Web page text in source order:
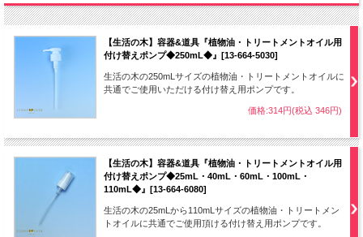
【生活の木】容器&道具『植物油・トリートメントオイル用
付け替えポンプ◆250mL◆』[13-664-5030]
生活の木の250mLサイズの植物油・トリートメントオイルに
共通でご使用いただける付け替え用ポンプです。
価格:314円(税込 346円)
【生活の木】容器&道具『植物油・トリートメントオイル用
付け替えポンプ◆25mL・40mL・60mL・100mL・
110mL◆』[13-664-6080]
生活の木の25mLから110mLサイズの植物油・トリートメン
トオイルに共通でご使用頂ける付け替え用ポンプです。